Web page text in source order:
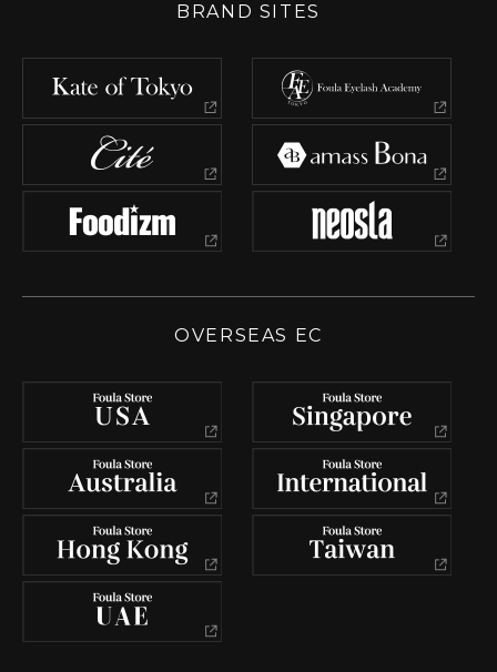
BRAND SITES
OVERSEAS EC